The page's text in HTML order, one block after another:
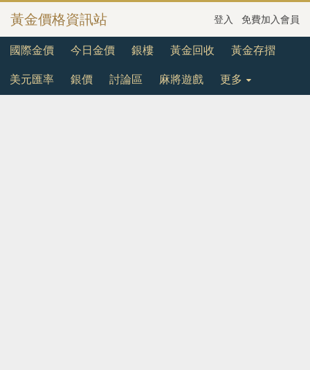
黃金價格資訊站 登入 免費加入會員
國際金價 今日金價 銀樓 黃金回收 黃金存摺
美元匯率 銀價 討論區 麻將遊戲 更多